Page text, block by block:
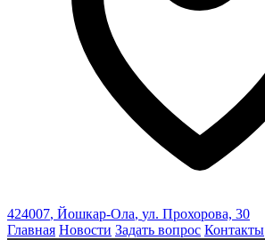
424007, Йошкар-Ола, ул. Прохорова, 30
Главная Новости Задать вопрос Контакты